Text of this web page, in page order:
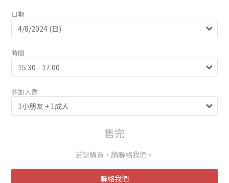
日期
時間
參加人數
售完
若想購買，請聯絡我們。
聯絡我們